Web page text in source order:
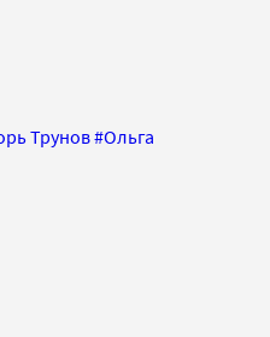
Трунов#Ольга